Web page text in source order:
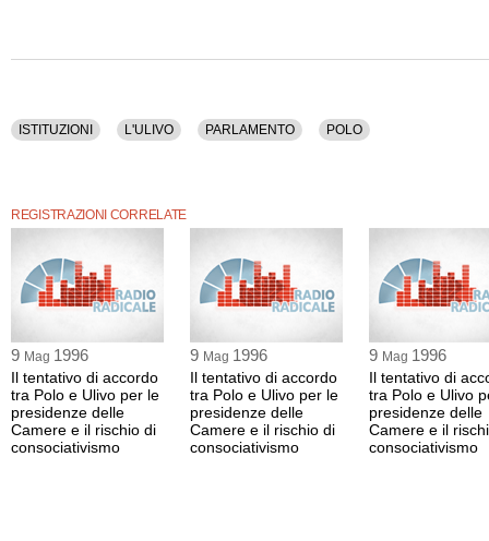
ISTITUZIONI L'ULIVO PARLAMENTO POLO
REGISTRAZIONI CORRELATE
9 Mag 1996
Il tentativo di accordo
tra Polo e Ulivo per le
presidenze delle
Camere e il rischio di
consociativismo
9 Mag 1996
Il tentativo di accordo
tra Polo e Ulivo per le
presidenze delle
Camere e il rischio di
consociativismo
9 Mag 1996
Il tentativo di
tra Polo e Ulivo
presidenze delle
Camere e il
consociativismo